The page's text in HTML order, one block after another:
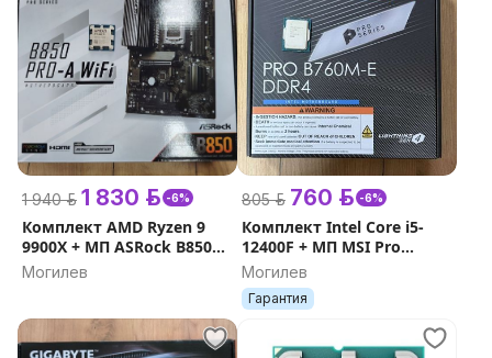
1 940 р. 1 830 р. -6%
Комплект AMD Ryzen 9
9900X + МП ASRock B850
Pro-A WiFi ( гарантия )
Могилев
805 р. 760 р. -6%
Комплект Intel Core i5-
12400F + МП MSI Pro
B760M-E DDR4
Могилев
Гарантия